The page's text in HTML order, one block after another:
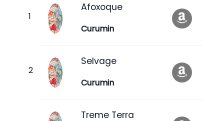
Afoxoque
Curumin
Selvage
Curumin
Treme Terra